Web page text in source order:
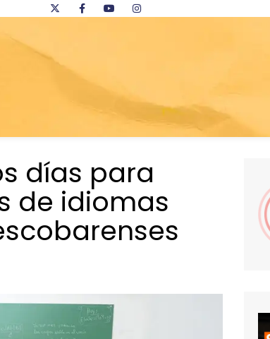
días para
de idiomas